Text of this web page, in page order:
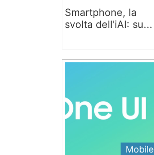
Smartphone, la
svolta dell'iAI: su...
Mobile